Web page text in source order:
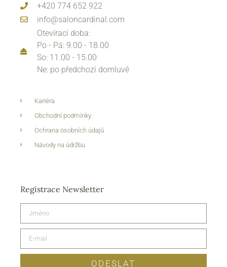
+420 774 652 922
info@saloncardinal.com
Otevírací doba:
Po - Pá: 9.00 - 18.00
So: 11.00 - 15.00
Ne: po předchozí domluvě
Kariéra
Obchodní podmínky
Ochrana osobních údajů
Návody na údržbu
Registrace Newsletter
ODESLAT